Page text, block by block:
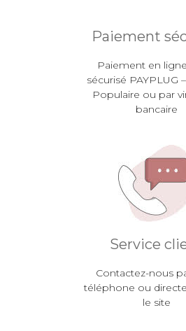
Paiement
Paiement en
sécurisé PAYPLUG
Populaire ou par
bancaire
Service
Contactez-nous
téléphone ou
le site